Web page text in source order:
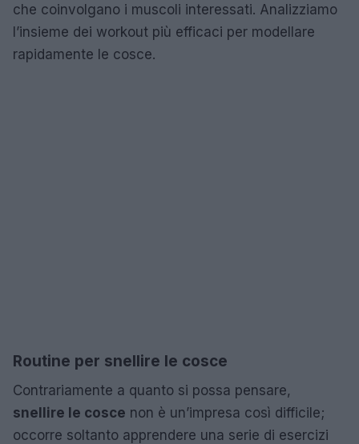
che coinvolgano i muscoli interessati. Analizziamo
l’insieme dei workout più efficaci per modellare
rapidamente le cosce.
Routine per snellire le cosce
Contrariamente a quanto si possa pensare,
snellire le cosce non è un’impresa così difficile;
occorre soltanto apprendere una serie di esercizi